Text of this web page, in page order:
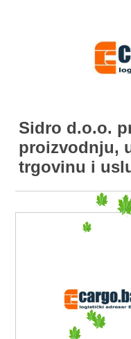
Sidro d.o.o.
proizvodnju,
trgovinu i